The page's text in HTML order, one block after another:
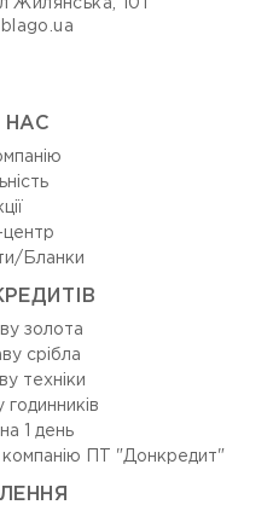
Жилянська, 101
НАС
центр
Бланки
золота
срібла
техніки
годинників
1 день
компанію ПТ "Донкредит"